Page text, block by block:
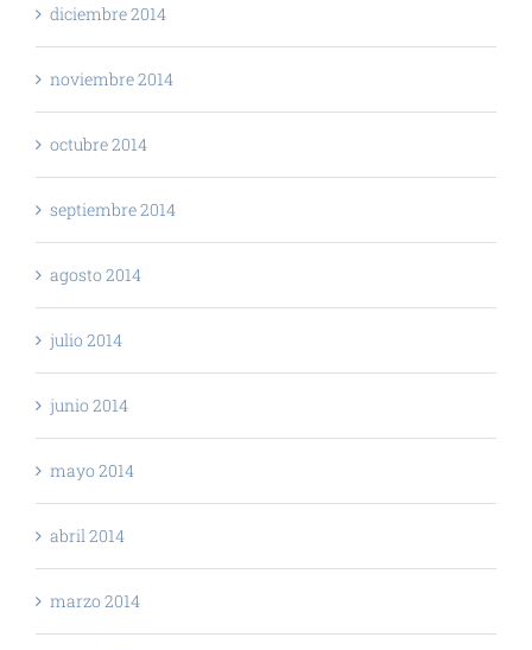
diciembre 2014
noviembre 2014
octubre 2014
septiembre 2014
agosto 2014
julio 2014
junio 2014
mayo 2014
abril 2014
marzo 2014